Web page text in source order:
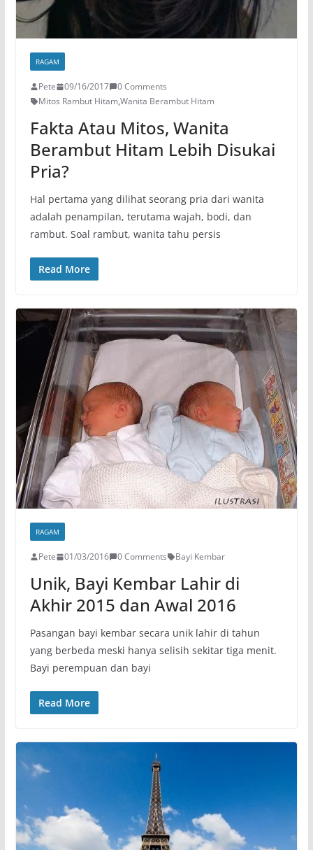
RAGAM
Pete 09/16/2017
0 Comments
Mitos Rambut Hitam,Wanita Berambut Hitam
Fakta Atau Mitos, Wanita
Berambut Hitam Lebih Disukai
Pria?
Hal pertama yang dilihat seorang pria dari wanita
adalah penampilan, terutama wajah, bodi, dan
rambut. Soal rambut, wanita tahu persis
Read More
RAGAM
Pete 01/03/2016 0 Comments Bayi Kembar
Unik, Bayi Kembar Lahir di
Akhir 2015 dan Awal 2016
Pasangan bayi kembar secara unik lahir di tahun
yang berbeda meski hanya selisih sekitar tiga menit.
Bayi perempuan dan bayi
Read More